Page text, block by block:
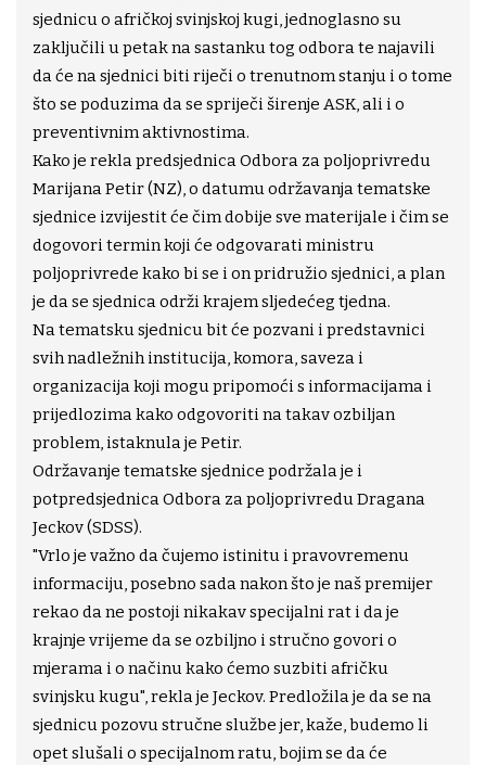
sjednicu o afričkoj svinjskoj kugi, jednoglasno su
zaključili u petak na sastanku tog odbora te najavili
da će na sjednici biti riječi o trenutnom stanju i o tome
što se poduzima da se spriječi širenje ASK, ali i o
preventivnim aktivnostima.
Kako je rekla predsjednica Odbora za poljoprivredu
Marijana Petir (NZ), o datumu održavanja tematske
sjednice izvijestit će čim dobije sve materijale i čim se
dogovori termin koji će odgovarati ministru
poljoprivrede kako bi se i on pridružio sjednici, a plan
je da se sjednica održi krajem sljedećeg tjedna.
Na tematsku sjednicu bit će pozvani i predstavnici
svih nadležnih institucija, komora, saveza i
organizacija koji mogu pripomoći s informacijama i
prijedlozima kako odgovoriti na takav ozbiljan
problem, istaknula je Petir.
Održavanje tematske sjednice podržala je i
potpredsjednica Odbora za poljoprivredu Dragana
Jeckov (SDSS).
"Vrlo je važno da čujemo istinitu i pravovremenu
informaciju, posebno sada nakon što je naš premijer
rekao da ne postoji nikakav specijalni rat i da je
krajnje vrijeme da se ozbiljno i stručno govori o
mjerama i o načinu kako ćemo suzbiti afričku
svinjsku kugu", rekla je Jeckov. Predložila je da se na
sjednicu pozovu stručne službe jer, kaže, budemo li
opet slušali o specijalnom ratu, bojim se da će